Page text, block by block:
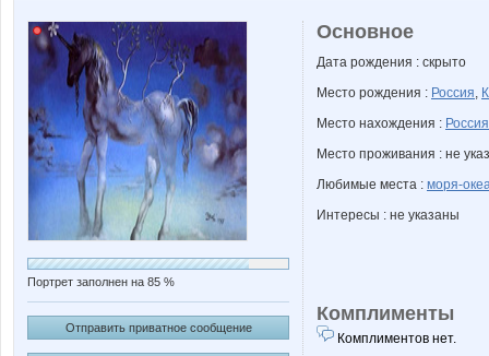
Портрет заполнен на 85 %
Отправить приватное сообщение
Основное
Дата рождения : скрыто
Место рождения : Россия,
Место нахождения : Россия
Место проживания : не
Любимые места : моря-
Интересы : не указаны
Комплименты
Комплиментов нет.